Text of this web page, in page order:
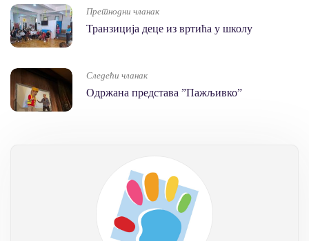
Претнодни чланак
Транзиција деце из вртића у школу
Следећи чланак
Одржана представа ”Пажљивко”